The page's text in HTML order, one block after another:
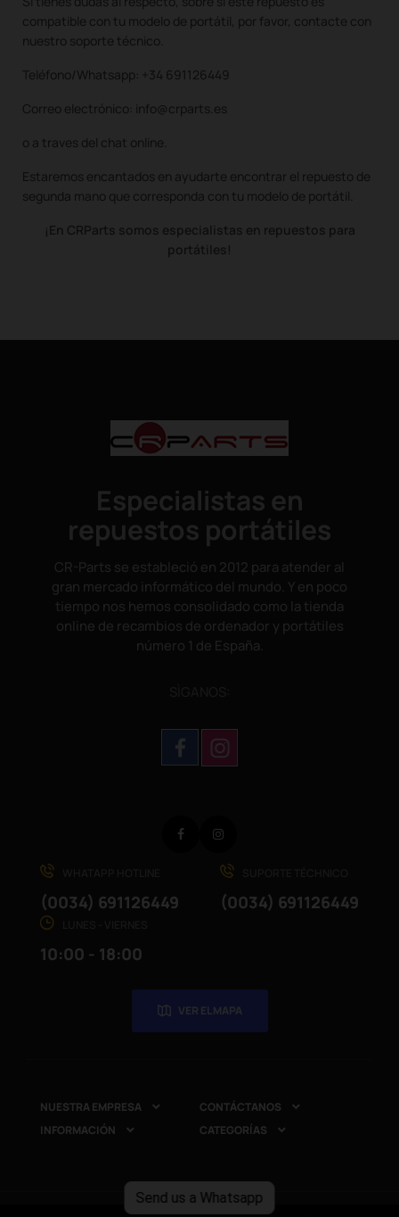
Send us a Whatsapp
compatible con tu modelo de portátil, por favor, contacte con
nuestro soporte técnico.
Teléfono/Whatsapp: +34 691126449
Correo electrónico: info@crparts.es
o a traves del chat online.
Estaremos encantados en ayudarte encontrar el repuesto de
segunda mano que corresponda con tu modelo de portátil.
¡En CRParts somos especialistas en repuestos para
portátiles!
Especialistas en
repuestos portátiles
CR-Parts se estableció en 2012 para atender al
gran mercado informático del mundo. Y en poco
tiempo nos hemos consolidado como la tienda
online de recambios de ordenador y portátiles
número 1 de España.
(0034) 691126449 (0034) 691126449
10:00 - 18:00
VER EL MAPA
Facebook
NUESTRA EMPRESA  CONTÁCTANOS 
INFORMACIÓN  CATEGORÍAS 